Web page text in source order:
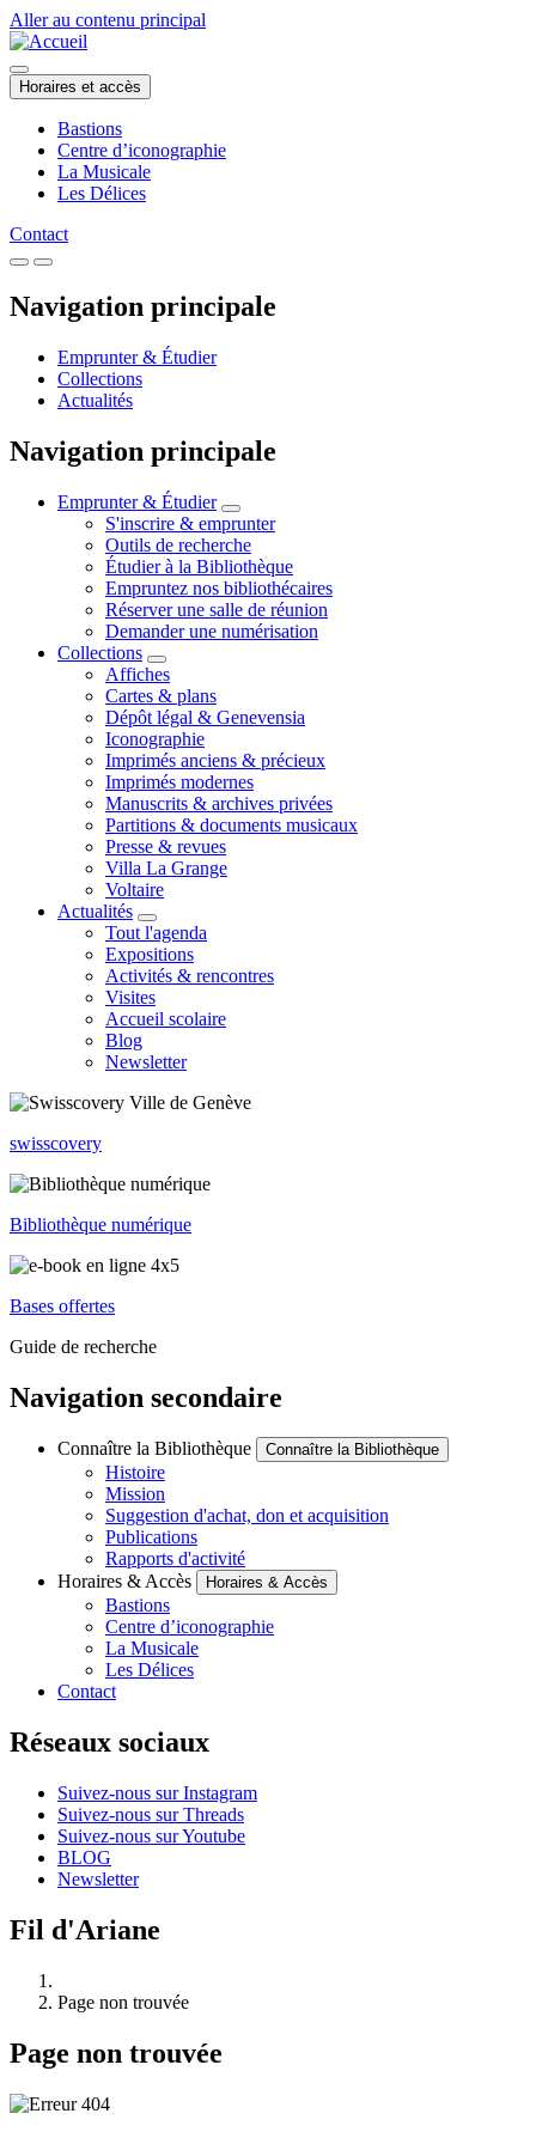
Aller au contenu principal
Horaires et accès
Bastions
Centre d’iconographie
La Musicale
Les Délices
Contact
Navigation principale
Emprunter & Étudier
Collections
Actualités
Navigation principale
Emprunter & Étudier
S'inscrire & emprunter
Outils de recherche
Étudier à la Bibliothèque
Empruntez nos bibliothécaires
Réserver une salle de réunion
Demander une numérisation
Collections
Affiches
Cartes & plans
Dépôt légal & Genevensia
Iconographie
Imprimés anciens & précieux
Imprimés modernes
Manuscrits & archives privées
Partitions & documents musicaux
Presse & revues
Villa La Grange
Voltaire
Actualités
Tout l'agenda
Expositions
Activités & rencontres
Visites
Accueil scolaire
Blog
Newsletter
swisscovery
Bibliothèque numérique
Bases offertes
Guide de recherche
Navigation secondaire
Connaître la Bibliothèque Connaître la Bibliothèque
Histoire
Mission
Suggestion d'achat, don et acquisition
Publications
Rapports d'activité
Horaires & Accès
Horaires & Accès
Bastions
Centre d’iconographie
La Musicale
Les Délices
Contact
Réseaux sociaux
Suivez-nous sur Instagram
Suivez-nous sur Threads
Suivez-nous sur Youtube
BLOG
Newsletter
Fil d'Ariane
Page non trouvée
Page non trouvée